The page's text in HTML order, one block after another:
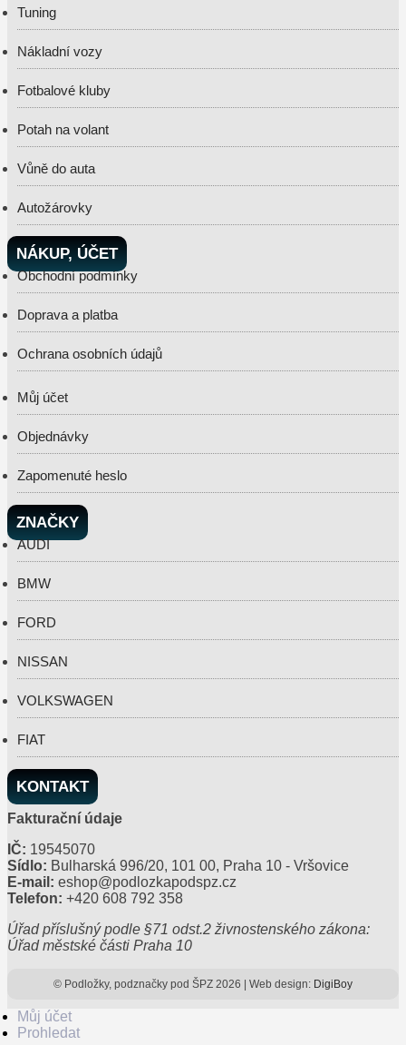
Tuning
Nákladní vozy
Fotbalové kluby
Potah na volant
Vůně do auta
Autožárovky
NÁKUP, ÚČET
Obchodní podmínky
Doprava a platba
Ochrana osobních údajů
Můj účet
Objednávky
Zapomenuté heslo
ZNAČKY
AUDI
BMW
FORD
NISSAN
VOLKSWAGEN
FIAT
KONTAKT
Fakturační údaje
IČ: 19545070
Sídlo: Bulharská 996/20, 101 00, Praha 10 - Vršovice
E-mail: eshop@podlozkapodspz.cz
Telefon: +420 608 792 358
Úřad příslušný podle §71 odst.2 živnostenského zákona:
Úřad městské části Praha 10
© Podložky, podznačky pod ŠPZ 2026 | Web design: DigiBoy
Můj účet
Prohledat